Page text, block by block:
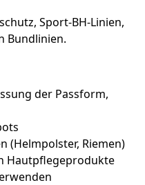
Sport-BH-Linien,
Bundlinien.
der Passform,
(Helmpolster, Riemen)
Hautpflegeprodukte